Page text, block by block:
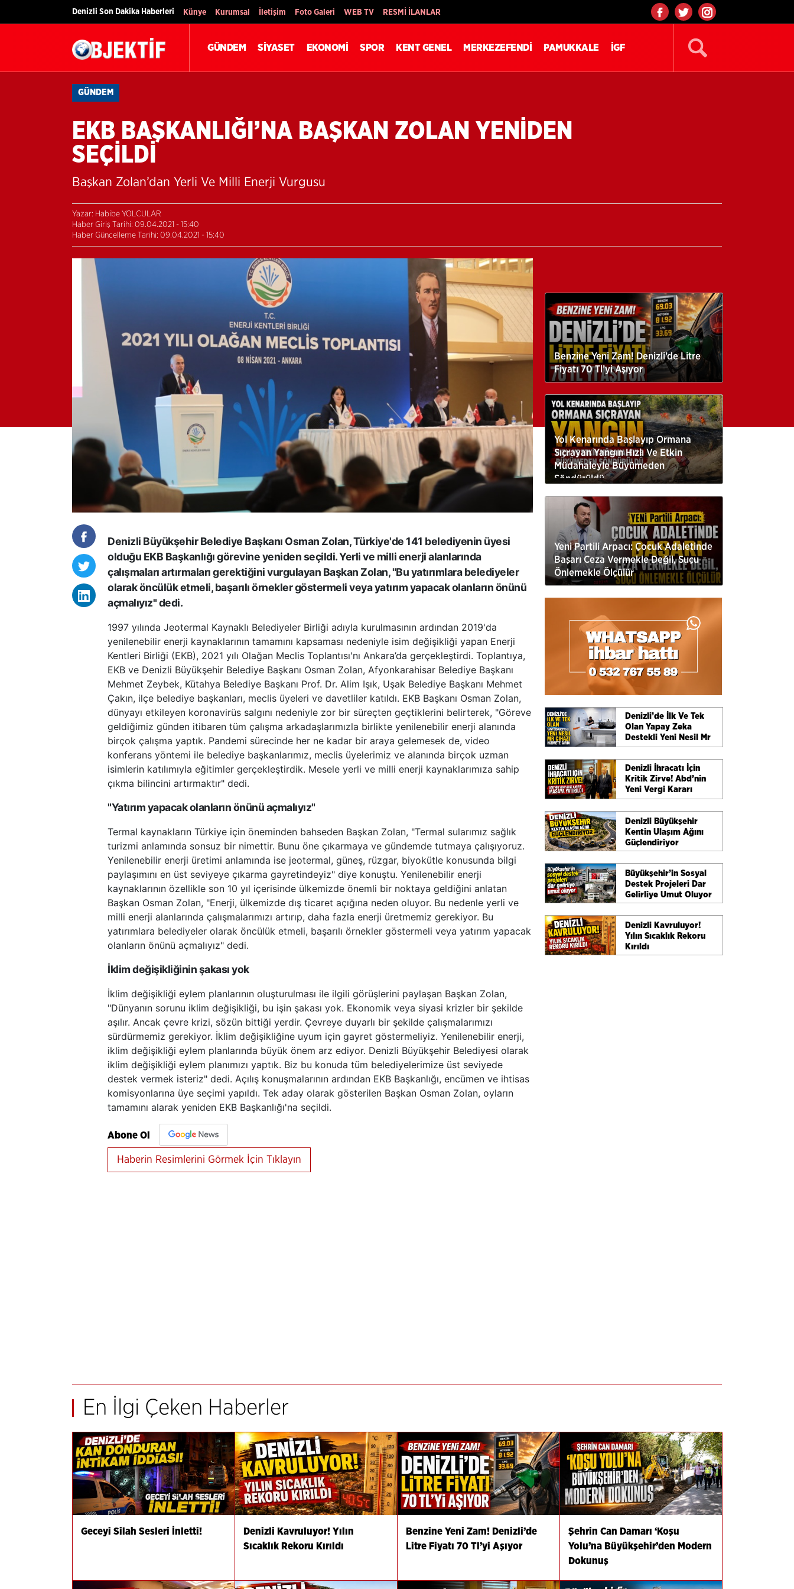
Denizli Son Dakika Haberleri Künye Kurumsal İletişim Foto Galeri WEB TV RESMİ İLANLAR
GÜNDEM SİYASET EKONOMİ SPOR KENT GENEL MERKEZEFENDİ PAMUKKALE İGF
GÜNDEM
EKB BAŞKANLIĞI’NA BAŞKAN ZOLAN YENİDEN
SEÇİLDİ
Başkan Zolan’dan Yerli Ve Milli Enerji Vurgusu
Yazar: Habibe YOLCULAR
Haber Giriş Tarihi: 09.04.2021 - 15:40
Haber Güncelleme Tarihi: 09.04.2021 - 15:40
Denizli Büyükşehir Belediye Başkanı Osman Zolan, Türkiye'de 141 belediyenin üyesi
olduğu EKB Başkanlığı görevine yeniden seçildi. Yerli ve milli enerji alanlarında
çalışmaları artırmaları gerektiğini vurgulayan Başkan Zolan, "Bu yatırımlara belediyeler
olarak öncülük etmeli, başarılı örnekler göstermeli veya yatırım yapacak olanların önünü
açmalıyız" dedi.
1997 yılında Jeotermal Kaynaklı Belediyeler Birliği adıyla kurulmasının ardından 2019'da
yenilenebilir enerji kaynaklarının tamamını kapsaması nedeniyle isim değişikliği yapan Enerji
Kentleri Birliği (EKB), 2021 yılı Olağan Meclis Toplantısı'nı Ankara’da gerçekleştirdi. Toplantıya,
EKB ve Denizli Büyükşehir Belediye Başkanı Osman Zolan, Afyonkarahisar Belediye Başkanı
Mehmet Zeybek, Kütahya Belediye Başkanı Prof. Dr. Alim Işık, Uşak Belediye Başkanı Mehmet
Çakın, ilçe belediye başkanları, meclis üyeleri ve davetliler katıldı. EKB Başkanı Osman Zolan,
dünyayı etkileyen koronavirüs salgını nedeniyle zor bir süreçten geçtiklerini belirterek, "Göreve
geldiğimiz günden itibaren tüm çalışma arkadaşlarımızla birlikte yenilenebilir enerji alanında
birçok çalışma yaptık. Pandemi sürecinde her ne kadar bir araya gelemesek de, video
konferans yöntemi ile belediye başkanlarımız, meclis üyelerimiz ve alanında birçok uzman
isimlerin katılımıyla eğitimler gerçekleştirdik. Mesele yerli ve milli enerji kaynaklarımıza sahip
çıkma bilincini artırmaktır" dedi.
"Yatırım yapacak olanların önünü açmalıyız"
Termal kaynakların Türkiye için öneminden bahseden Başkan Zolan, "Termal sularımız sağlık
turizmi anlamında sonsuz bir nimettir. Bunu öne çıkarmaya ve gündemde tutmaya çalışıyoruz.
Yenilenebilir enerji üretimi anlamında ise jeotermal, güneş, rüzgar, biyokütle konusunda bilgi
paylaşımını en üst seviyeye çıkarma gayretindeyiz" diye konuştu. Yenilenebilir enerji
kaynaklarının özellikle son 10 yıl içerisinde ülkemizde önemli bir noktaya geldiğini anlatan
Başkan Osman Zolan, "Enerji, ülkemizde dış ticaret açığına neden oluyor. Bu nedenle yerli ve
milli enerji alanlarında çalışmalarımızı artırıp, daha fazla enerji üretmemiz gerekiyor. Bu
yatırımlara belediyeler olarak öncülük etmeli, başarılı örnekler göstermeli veya yatırım yapacak
olanların önünü açmalıyız" dedi.
İklim değişikliğinin şakası yok
İklim değişikliği eylem planlarının oluşturulması ile ilgili görüşlerini paylaşan Başkan Zolan,
"Dünyanın sorunu iklim değişikliği, bu işin şakası yok. Ekonomik veya siyasi krizler bir şekilde
aşılır. Ancak çevre krizi, sözün bittiği yerdir. Çevreye duyarlı bir şekilde çalışmalarımızı
sürdürmemiz gerekiyor. İklim değişikliğine uyum için gayret göstermeliyiz. Yenilenebilir enerji,
iklim değişikliği eylem planlarında büyük önem arz ediyor. Denizli Büyükşehir Belediyesi olarak
iklim değişikliği eylem planımızı yaptık. Biz bu konuda tüm belediyelerimize üst seviyede
destek vermek isteriz" dedi. Açılış konuşmalarının ardından EKB Başkanlığı, encümen ve ihtisas
komisyonlarına üye seçimi yapıldı. Tek aday olarak gösterilen Başkan Osman Zolan, oyların
tamamını alarak yeniden EKB Başkanlığı'na seçildi.
Abone Ol
Haberin Resimlerini Görmek İçin Tıklayın
Benzine Yeni Zam! Denizli’de Litre
Fiyatı 70 Tl’yi Aşıyor
Yol Kenarında Başlayıp Ormana
Sıçrayan Yangın Hızlı Ve Etkin
Müdahaleyle Büyümeden
Söndürüldü
Yeni Partili Arpacı: Çocuk Adaletinde
Başarı Ceza Vermekle Değil, Suçu
Önlemekle Ölçülür
Denizli’de İlk Ve Tek
Olan Yapay Zeka
Destekli Yeni Nesil Mr
Cihazı Hizmete Girdi
Denizli İhracatı İçin
Kritik Zirve! Abd’nin
Yeni Vergi Kararı
Masaya Yatırıldı
Denizli Büyükşehir
Kentin Ulaşım Ağını
Güçlendiriyor
Büyükşehir’in Sosyal
Destek Projeleri Dar
Gelirliye Umut Oluyor
Denizli Kavruluyor!
Yılın Sıcaklık Rekoru
Kırıldı
En İlgi Çeken Haberler
Geceyi Silah Sesleri İnletti!
Denizli Kavruluyor! Yılın
Sıcaklık Rekoru Kırıldı
Benzine Yeni Zam! Denizli’de
Litre Fiyatı 70 Tl’yi Aşıyor
Şehrin Can Damarı ‘Koşu
Yolu’na Büyükşehir’den Modern
Dokunuş